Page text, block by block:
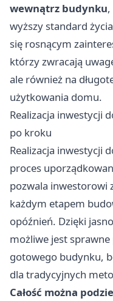
wewnątrz budynku
wyższy standard
się rosnącym
którzy zwracają
ale również na
użytkowania domu.
Realizacja inwestycji
po kroku
Realizacja inwestycji
proces
pozwala inwestorowi
każdym etapem
opóźnień. Dzięki
możliwe jest
gotowego budynku,
dla tradycyjnych
Całość można